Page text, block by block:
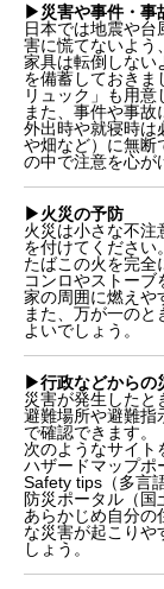
▶︎災害や事件・事
日本では地震や台
害に慌てないよう
家具は転倒しない
を備蓄しておきま
リュック」も用意
また、事件や事故
外出時や就寝時は
や畑など）に無断
の中で注意を心が
▶︎火災の予防
火災は小さな不注
を付けてください。
たばこの火を完全
コンロやストー
家の周囲に燃えや
また、万が一の
よいでしょう。
▶︎行政などからの
災害が発生したと
避難場所や避難指
で確認できます。
次のようなサイト
ハザードマップポ
Safety tips（多言
防災ポータル（国
あらかじめ自分の
な災害が起こりや
しょう。